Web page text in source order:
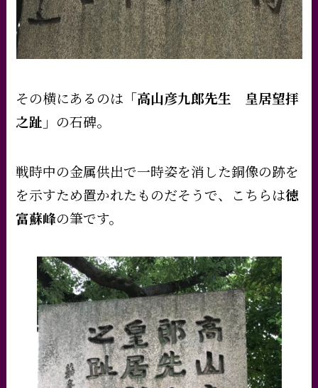
その横にあるのは 「高山彦九郎先生 皇居望拝
之趾」 の石碑。
戦時中の金属供出で一時姿を消した銅像の跡を
を示すため置かれたものだそうで、こちらは徳
富蘇峰の筆です。